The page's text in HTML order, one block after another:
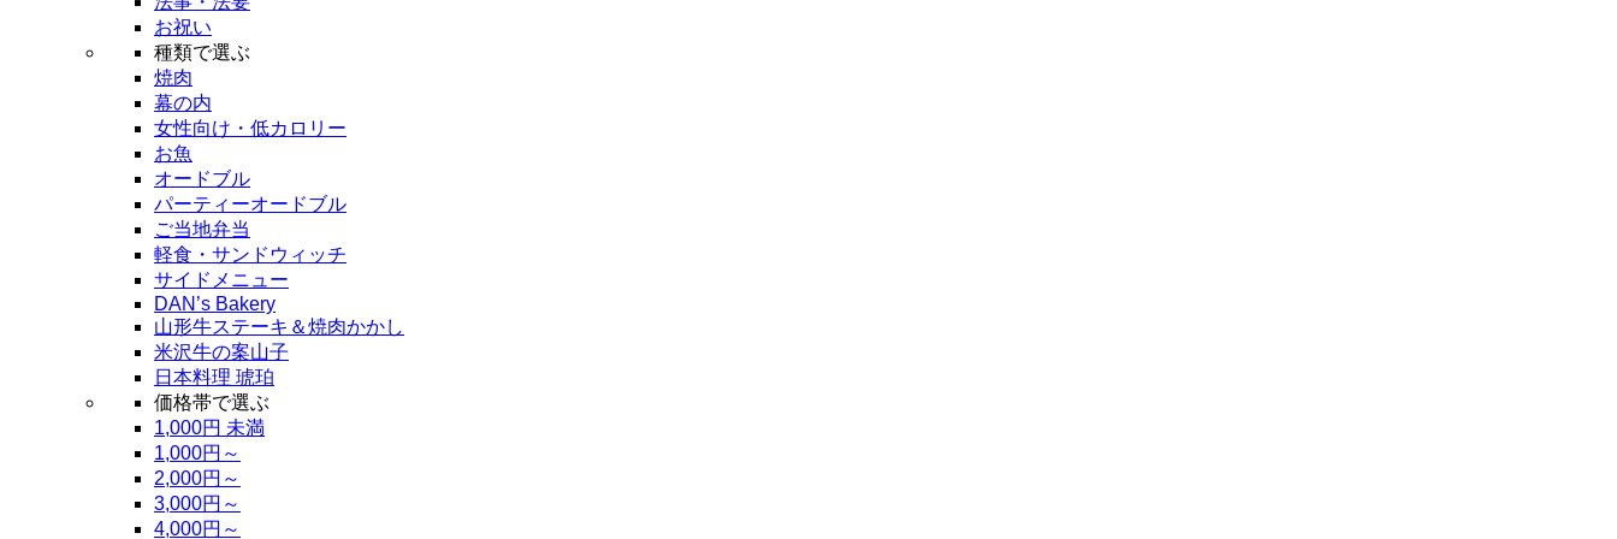
お祝い
種類で選ぶ
焼肉
幕の内
女性向け・低カロリー
お魚
オードブル
パーティーオードブル
ご当地弁当
軽食・サンドウィッチ
サイドメニュー
DAN’s Bakery
山形牛ステーキ＆焼肉かかし
米沢牛の案山子
日本料理 琥珀
価格帯で選ぶ
1,000円 未満
1,000円～
2,000円～
3,000円～
4,000円～